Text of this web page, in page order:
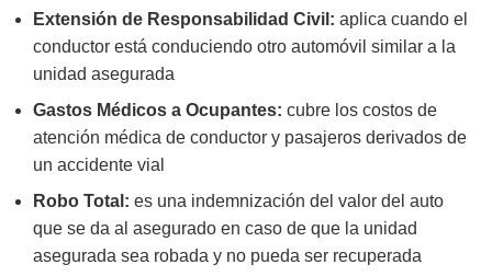
Extensión de Responsabilidad Civil: aplica cuando el
conductor está conduciendo otro automóvil similar a la
unidad asegurada
Gastos Médicos a Ocupantes: cubre los costos de
atención médica de conductor y pasajeros derivados de
un accidente vial
Robo Total: es una indemnización del valor del auto
que se da al asegurado en caso de que la unidad
asegurada sea robada y no pueda ser recuperada